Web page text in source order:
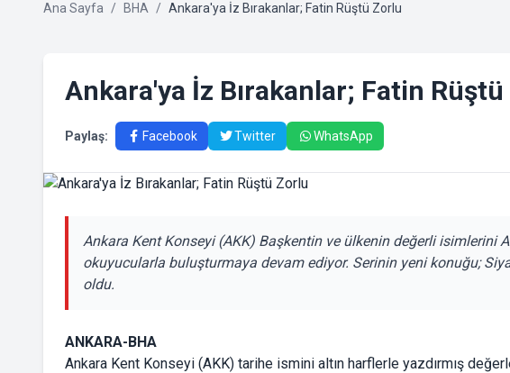
Ana Sayfa / BHA / Ankara'ya İz Bırakanlar; Fatin Rüştü Zorlu
Ankara'ya İz Bırakanlar; Fatin
Paylaş: Facebook Twitter WhatsApp
Ankara Kent Konseyi (AKK) Başkentin ve ülkenin değerli isimlerini
okuyucularla buluşturmaya devam ediyor. Serinin yeni konuğu;
oldu.
ANKARA-BHA
Ankara Kent Konseyi (AKK) tarihe ismini altın harflerle yazdırmış